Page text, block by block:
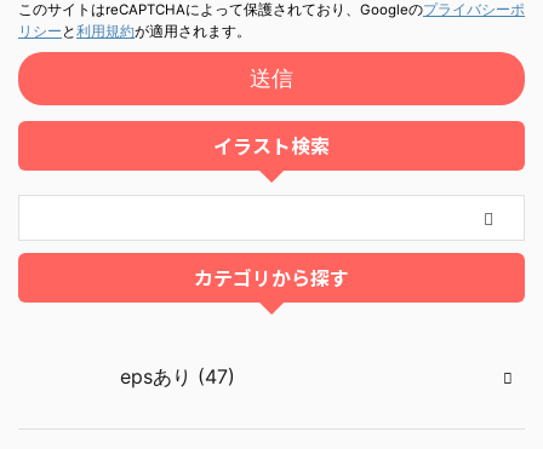
このサイトはreCAPTCHAによって保護されており、Googleのプライバシーポ
リシー と利用規約が適用されます。
イラスト検索
カテゴリから探す
epsあり (47)